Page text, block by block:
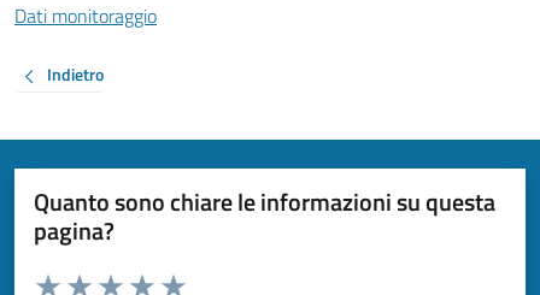
Dati monitoraggio
Indietro
Quanto sono chiare le informazioni su questa
pagina?
Valuta da 1 a 5 stelle la pagina